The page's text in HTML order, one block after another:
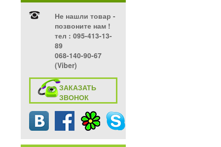
Не нашли товар -
позвоните нам !
тел ‎: 095-413-13-
89
068-140-90-67
(Viber)
ЗАКАЗАТЬ
ЗВОНОК